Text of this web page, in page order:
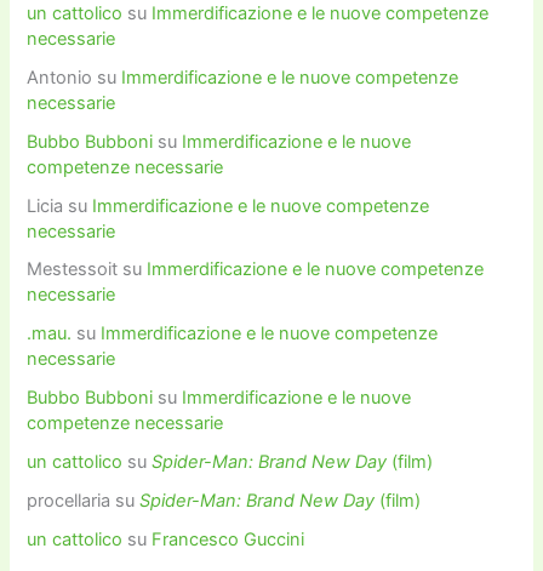
un cattolico su Immerdificazione e le nuove competenze
necessarie
Antonio su Immerdificazione e le nuove competenze
necessarie
Bubbo Bubboni su Immerdificazione e le nuove
competenze necessarie
Licia su Immerdificazione e le nuove competenze
necessarie
Mestessoit su Immerdificazione e le nuove competenze
necessarie
.mau. su Immerdificazione e le nuove competenze
necessarie
Bubbo Bubboni su Immerdificazione e le nuove
competenze necessarie
un cattolico suSpider-Man: Brand New Day (film)
procellaria suSpider-Man: Brand New Day (film)
un cattolico su Francesco Guccini